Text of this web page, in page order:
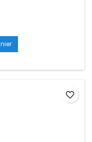
favorite_border